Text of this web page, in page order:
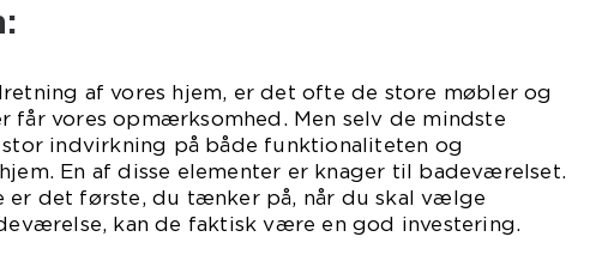
af vores hjem, er det ofte de store møbler og
får vores opmærksomhed. Men selv de mindste
stor indvirkning på både funktionaliteten og
En af disse elementer er knager til badeværelset.
er det første, du tænker på, når du skal vælge
kan de faktisk være en god investering.